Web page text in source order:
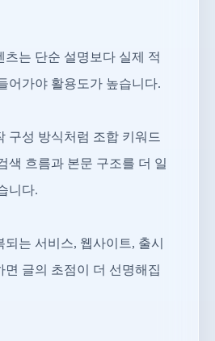
츠는 단순 설명보다 실제 적
어가야 활용도가 높습니다.
구성 방식처럼 조합 키워드
색 흐름과 본문 구조를 더 일
니다.
되는 서비스, 웹사이트, 출시
면 글의 초점이 더 선명해집